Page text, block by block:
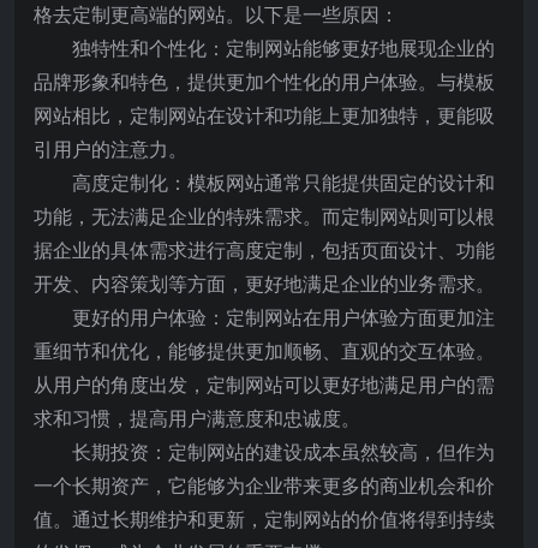
格去定制更高端的网站。以下是一些原因：
独特性和个性化：定制网站能够更好地展现企业的
品牌形象和特色，提供更加个性化的用户体验。与模板
网站相比，定制网站在设计和功能上更加独特，更能吸
引用户的注意力。
高度定制化：模板网站通常只能提供固定的设计和
功能，无法满足企业的特殊需求。而定制网站则可以根
据企业的具体需求进行高度定制，包括页面设计、功能
开发、内容策划等方面，更好地满足企业的业务需求。
更好的用户体验：定制网站在用户体验方面更加注
重细节和优化，能够提供更加顺畅、直观的交互体验。
从用户的角度出发，定制网站可以更好地满足用户的需
求和习惯，提高用户满意度和忠诚度。
长期投资：定制网站的建设成本虽然较高，但作为
一个长期资产，它能够为企业带来更多的商业机会和价
值。通过长期维护和更新，定制网站的价值将得到持续